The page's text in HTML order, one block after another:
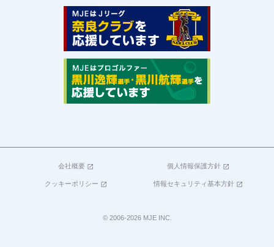
会社概要 open_in_new 個人情報保護方針 open_in_new
クッキーポリシー open_in_new 情報セキュリティ基本方針 open_in_new
© 2006-2026 MJE INC.